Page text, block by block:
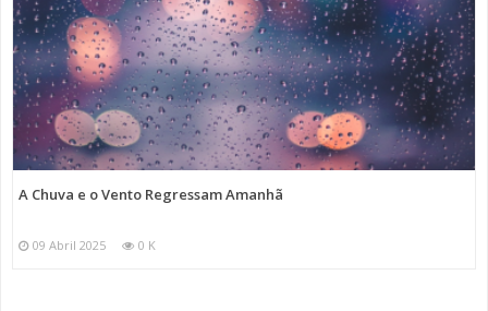
A Chuva e o Vento Regressam Amanhã
09 Abril 2025 0 K